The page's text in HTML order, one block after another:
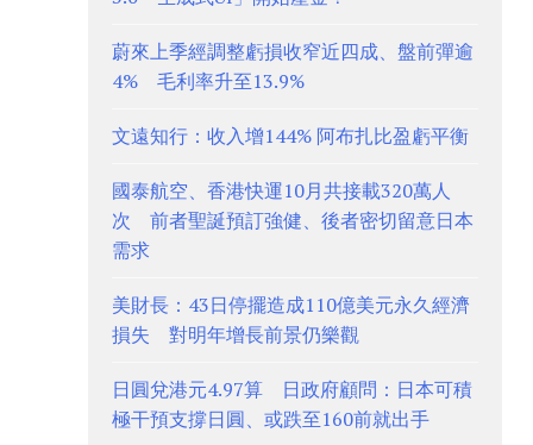
蔚來上季經調整虧損收窄近四成、盤前彈逾
4% 毛利率升至13.9%
文遠知行：收入增144% 阿布扎比盈虧平衡
國泰航空、香港快運10月共接載320萬人
次 前者聖誕預訂強健、後者密切留意日本
需求
美財長：43日停擺造成110億美元永久經濟
損失 對明年增長前景仍樂觀
日圓兌港元4.97算 日政府顧問：日本可積
極干預支撐日圓、或跌至160前就出手